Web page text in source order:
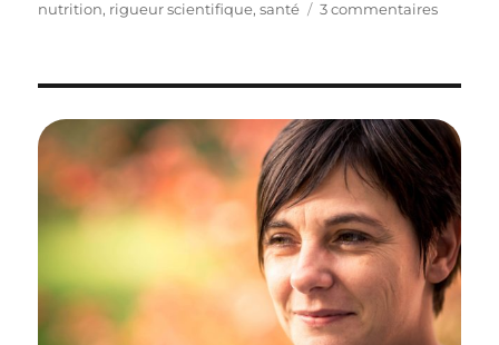
le
nutrition, rigueur scientifique,santé 3 commentairessur
!